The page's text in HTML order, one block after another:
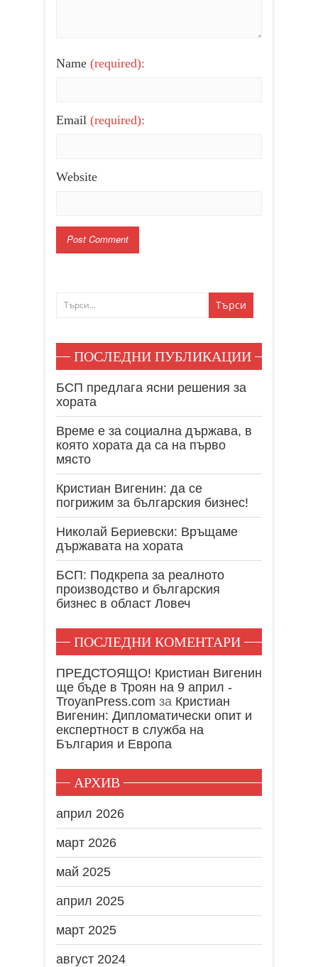
Name (required):
Email (required):
Website
ПОСЛЕДНИ ПУБЛИКАЦИИ
БСП предлага ясни решения за
хората
Време е за социална държава, в
която хората да са на първо
място
Кристиан Вигенин: да се
погрижим за българския бизнес!
Николай Бериевски: Връщаме
държавата на хората
БСП: Подкрепа за реалното
производство и българския
бизнес в област Ловеч
ПОСЛЕДНИ КОМЕНТАРИ
ПРЕДСТОЯЩО! Кристиан Вигенин
ще бъде в Троян на 9 април -
TroyanPress.com за Кристиан
Вигенин: Дипломатически опит и
експертност в служба на
България и Европа
АРХИВ
април 2026
март 2026
май 2025
април 2025
март 2025
август 2024